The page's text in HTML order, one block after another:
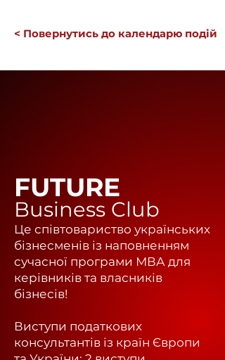
< Повернутись до календарю подій
FUTURE
Business Club
Це співтовариство українських
бізнесменів із наповненням
сучасної програми МВА для
керівників та власників
бізнесів!
Виступи податкових
консультантів із країн Європи